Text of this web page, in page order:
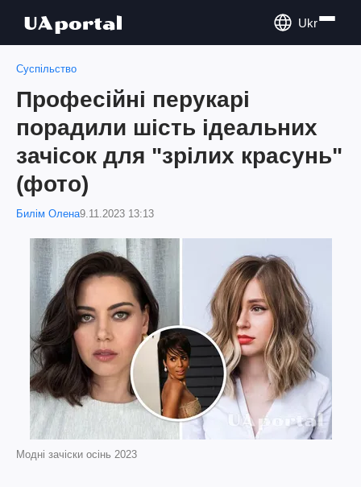
Ukr
Суспільство
Професійні перукарі
порадили шість ідеальних
зачісок для "зрілих красунь"
(фото)
Билім Олена9.11.2023 13:13
Модні зачіски осінь 2023